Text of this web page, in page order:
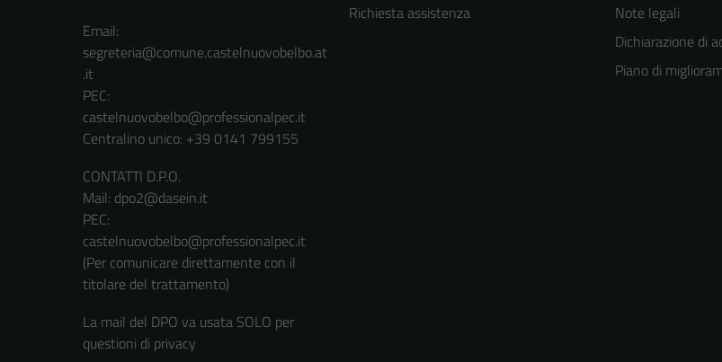
Email:
segreteria@comune.castelnuovobelbo.at
.it
PEC:
castelnuovobelbo@professionalpec.it
Centralino unico: +39 0141 799155
CONTATTI D.P.O.
Mail: dpo2@dasein.it
PEC:
castelnuovobelbo@professionalpec.it
(Per comunicare direttamente con il
titolare del trattamento)
La mail del DPO va usata SOLO per
questioni di privacy
Richiesta assistenza
Note legali
Dichiarazione di
Piano di